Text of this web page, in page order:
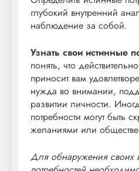
глубокий внутренний
наблюдение за собой.
Узнать свои истинные
понять, что
приносит вам
нужда во внимании,
развитии личности.
потребности могут быть
желаниями или
Для обнаружения своих